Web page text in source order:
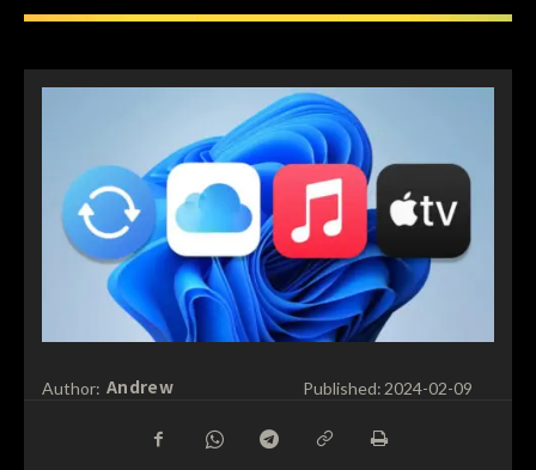
Author: Andrew Published: 2024-02-09